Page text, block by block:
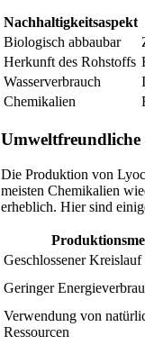
Nachhaltigkeitsaspekt
Biologisch abbaubar
Herkunft des Rohstoffs
Wasserverbrauch
Chemikalien
Die Produktion von
meisten Chemikalien
erheblich. Hier sind
Geschlossener Kreislauf
Geringer
Verwendung von
Ressourcen